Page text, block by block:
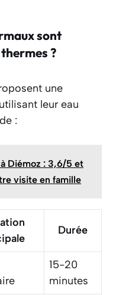
sont
?
une
leur eau
:
Diémoz : 3,6/5 et
visite en famille
Durée
15-20
minutes